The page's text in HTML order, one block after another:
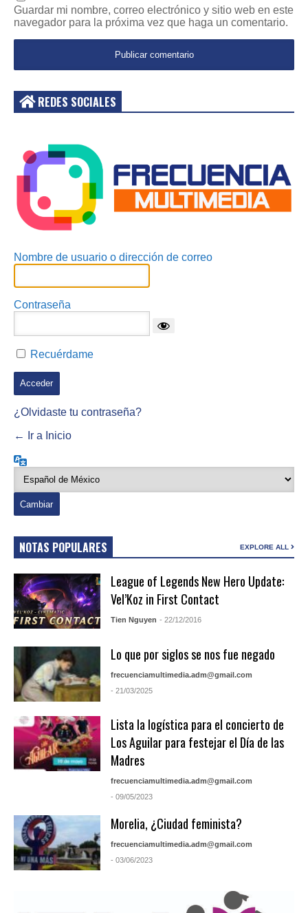
Guardar mi nombre, correo electrónico y sitio web en este
navegador para la próxima vez que haga un comentario.
REDES SOCIALES
Nombre de usuario o dirección de correo
Contraseña
Recuérdame
¿Olvidaste tu contraseña?
← Ir a Inicio
NOTAS POPULARES EXPLORE ALL
League of Legends New Hero Update:
Vel’Koz in First Contact
Tien Nguyen - 22/12/2016
Lo que por siglos se nos fue negado
frecuenciamultimedia.adm@gmail.com
- 21/03/2025
Lista la logística para el concierto de
Los Aguilar para festejar el Día de las
Madres
frecuenciamultimedia.adm@gmail.com
- 09/05/2023
Morelia, ¿Ciudad feminista?
frecuenciamultimedia.adm@gmail.com
- 03/06/2023